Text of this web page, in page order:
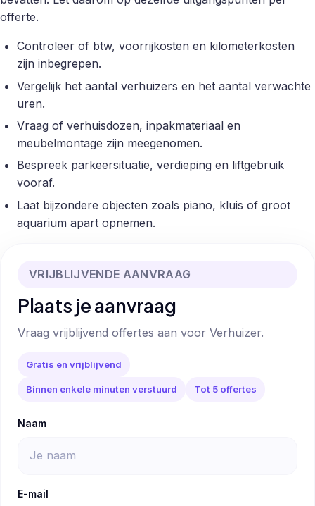
offerte.
Controleer of btw, voorrijkosten en kilometerkosten
zijn inbegrepen.
Vergelijk het aantal verhuizers en het aantal verwachte
uren.
Vraag of verhuisdozen, inpakmateriaal en
meubelmontage zijn meegenomen.
Bespreek parkeersituatie, verdieping en liftgebruik
vooraf.
Laat bijzondere objecten zoals piano, kluis of groot
aquarium apart opnemen.
VRIJBLIJVENDE AANVRAAG
Plaats je aanvraag
Vraag vrijblijvend offertes aan voor Verhuizer.
Gratis en vrijblijvend
Binnen enkele minuten verstuurd Tot 5 offertes
Naam
E-mail